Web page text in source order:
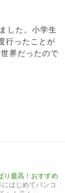
した。小学生
行ったことが
界だったので
グルメ情報
り最高！おすすめ
にはじめてバンコ